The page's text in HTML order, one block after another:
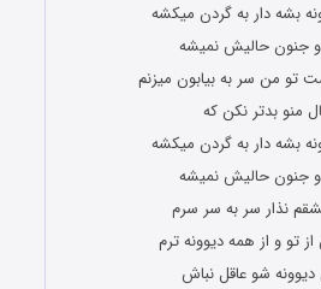
بشه دار به گردن میکشه
جنون حالیش نمیشه
تو من سر به بیابون میزنم
منو بدتر نکن که
بشه دار به گردن میکشه
جنون حالیش نمیشه
نذار سر به سر سرم
تو و از همه دیوونه ترم
شو عاقل نباش